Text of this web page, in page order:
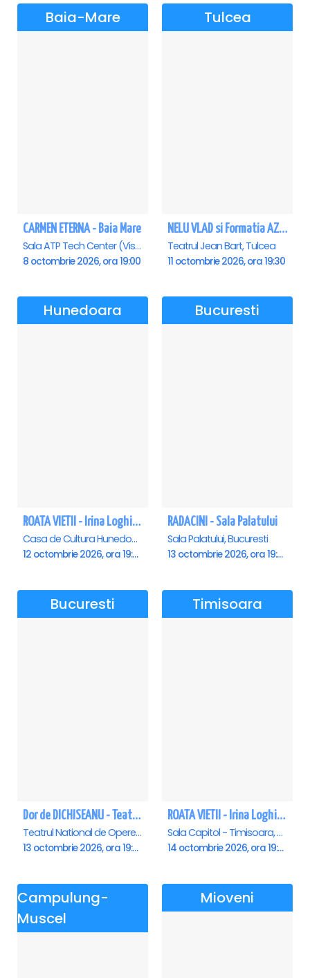
Baia-Mare
CARMEN ETERNA - Baia Mare
Sala ATP Tech Center (Vis a vis de Auchan), Baia-Mare
8 octombrie 2026, ora 19:00
Tulcea
NELU VLAD si Formatia AZUR - Turneu Aniversar 50 de ani - Tulcea
Teatrul Jean Bart, Tulcea
11 octombrie 2026, ora 19:30
Hunedoara
ROATA VIETII - Irina Loghin și Maria Dragomiroiu - Hunedoara
Casa de Cultura Hunedoara - Centrul Cultural Corviniana , Hunedoara
12 octombrie 2026, ora 19:00
Bucuresti
RADACINI - Sala Palatului
Sala Palatului, Bucuresti
13 octombrie 2026, ora 19:00
Bucuresti
Dor de DICHISEANU - Teatrul Național de Operetă și Musical „Ion Dacian"
Teatrul National de Opereta si Musical Ion Dacian, Bucuresti
13 octombrie 2026, ora 19:00
Timisoara
ROATA VIETII - Irina Loghin și Maria Dragomiroiu - Timisoara
Sala Capitol - Timisoara, Timisoara
14 octombrie 2026, ora 19:00
Campulung-
Muscel
Mioveni